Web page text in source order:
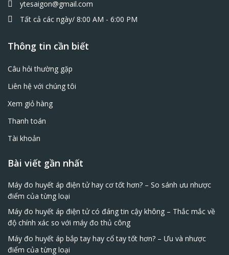
ytesaigon@gmail.com
Tất cả các ngày/ 8:00 AM - 6:00 PM
Thông tin cần biết
Câu hỏi thường gặp
Liên hệ với chúng tôi
Xem giỏ hàng
Thanh toán
Tài khoản
Bài viết gần nhất
Máy đo huyết áp điện tử hay cơ tốt hơn? – So sánh ưu nhược
điểm của từng loại
Máy đo huyết áp điện tử có đáng tin cậy không – Thắc mắc về
độ chính xác so với máy đo thủ công
Máy đo huyết áp bắp tay hay cổ tay tốt hơn? – Ưu và nhược
điểm của từng loại